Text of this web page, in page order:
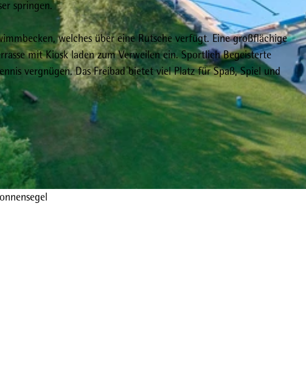
springen.
welches über eine Rutsche verfügt. Eine großflächige
mit Kiosk laden zum Verweilen ein. Sportlich Begeisterte
vergnügen. Das Freibad bietet viel Platz für Spaß, Spiel und